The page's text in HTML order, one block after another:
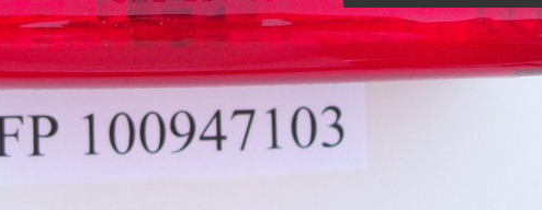
completo di lampadine.
23.00 €